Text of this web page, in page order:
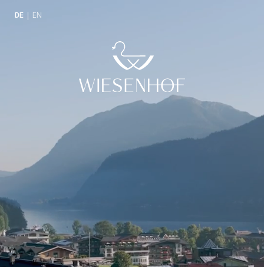
DE EN
ENTspannen
Fotos